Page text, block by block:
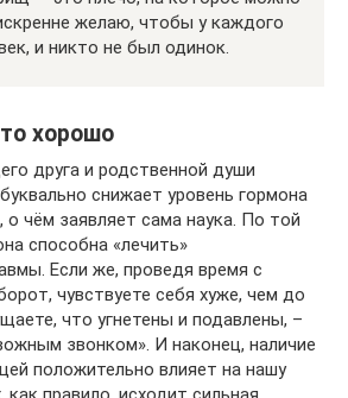
желаю, чтобы у каждого
и никто не был одинок.
хорошо
друга и родственной души
снижает уровень гормона
о чём заявляет сама наука. По той
способна «лечить»
Если же, проведя время с
чувствуете себя хуже, чем до
что угнетены и подавлены, –
звонком». И наконец, наличие
положительно влияет на нашу